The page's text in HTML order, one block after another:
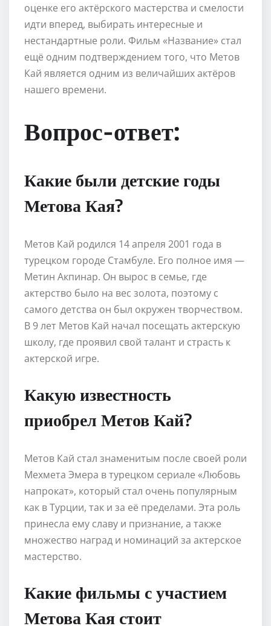
оценке его актёрского мастерства и смелости
идти вперед, выбирать интересные и
нестандартные роли. Фильм «Название» стал
ещё одним подтверждением того, что Метов
Кай является одним из величайших актёров
нашего времени.
Вопрос-ответ:
Какие были детские годы
Метова Кая?
Метов Кай родился 14 апреля 2001 года в
турецком городе Стамбуле. Его полное имя —
Метин Акпинар. Он вырос в семье, где
актерство было на вес золота, поэтому с
самого детства он был окружен творчеством.
В 9 лет Метов Кай начал посещать актерскую
школу, где проявил свой талант и страсть к
актерской игре.
Какую известность
приобрел Метов Кай?
Метов Кай стал знаменитым после своей роли
Мехмета Эмера в турецком сериале «Любовь
напрокат», который стал очень популярным
как в Турции, так и за её пределами. Эта роль
принесла ему славу и признание, а также
множество наград и номинаций за актерское
мастерство.
Какие фильмы с участием
Метова Кая стоит